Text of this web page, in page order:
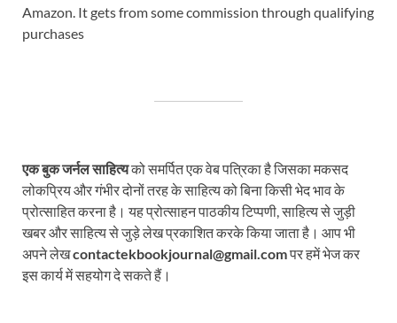
Amazon. It gets from some commission through qualifying
purchases
एक बुक जर्नल साहित्यको समर्पित एक वेब पत्रिका है जिसका मकसद
लोकप्रिय और गंभीर दोनों तरह के साहित्य को बिना किसी भेद भाव के
प्रोत्साहित करना है। यह प्रोत्साहन पाठकीय टिप्पणी, साहित्य से जुड़ी
खबर और साहित्य से जुड़े लेख प्रकाशित करके किया जाता है। आप भी
अपने लेखcontactekbookjournal@gmail.comपर हमें भेज कर
इस कार्य में सहयोग दे सकते हैं।